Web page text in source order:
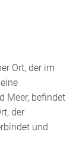
Ort, der im
Meer, befindet
der
und